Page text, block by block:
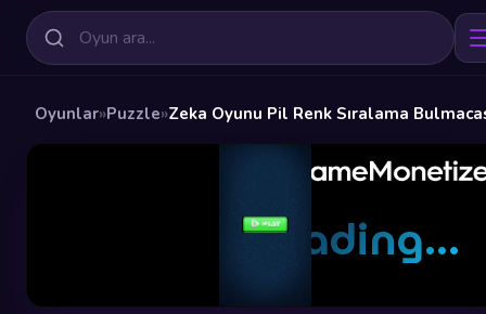
Oyunlar»Puzzle»Zeka Oyunu Pil Renk Sıralama